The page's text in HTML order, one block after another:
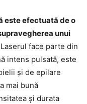
este efectuată de o
unui
face parte din
intens pulsată, este
și de epilare
mai bună
și durata